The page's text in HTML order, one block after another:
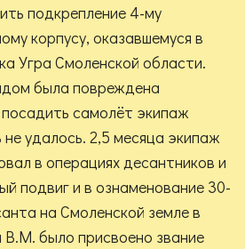
подкрепление 4-му
корпусу, оказавшемуся в
Угра Смоленской области.
была повреждена
самолёт экипаж
не удалось. 2,5 месяца экипаж
в операциях десантников и
подвиг и в ознаменование 30-
на Смоленской земле в
В.М. было присвоено звание